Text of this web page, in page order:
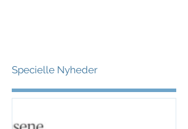
Specielle Nyheder